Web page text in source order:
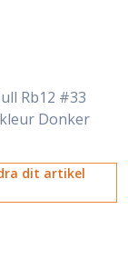
Rb12 #33
Donker
dit artikel